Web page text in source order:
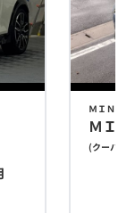
ＭＩＮＩ
ＭＩ
(クーパー